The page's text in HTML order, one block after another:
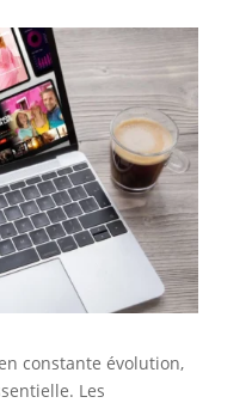
constante évolution,
Les